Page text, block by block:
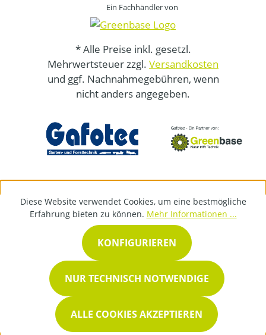
Ein Fachhändler von
* Alle Preise inkl. gesetzl.
Mehrwertsteuer zzgl. Versandkosten
und ggf. Nachnahmegebühren, wenn
nicht anders angegeben.
Diese Website verwendet Cookies, um eine bestmögliche
Erfahrung bieten zu können. Mehr Informationen ...
NUR TECHNISCH NOTWENDIGE
KONFIGURIEREN
ALLE COOKIES AKZEPTIEREN